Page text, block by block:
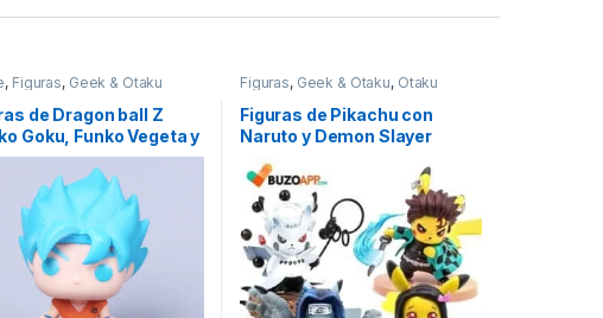
, Figuras, Geek & Otaku
de Dragon ball Z
Goku, Funko Vegeta y
Buu)
Figuras, Geek & Otaku, Otaku
Figuras de Pikachu con
Naruto y Demon Slayer